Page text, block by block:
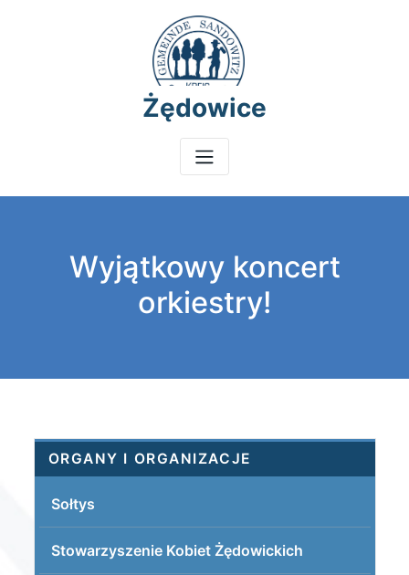
Żędowice
Wyjątkowy koncert
orkiestry!
ORGANY I ORGANIZACJE
Sołtys
Stowarzyszenie Kobiet Żędowickich